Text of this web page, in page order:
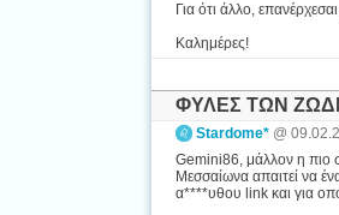
Για ότι άλλο,
Καλημέρες!
ΦΥΛΕΣ ΤΩΝ
Stardome* @
Gemini86, μάλλον η πιο
Μεσσαίωνα απαιτεί να
α****υθου link και για